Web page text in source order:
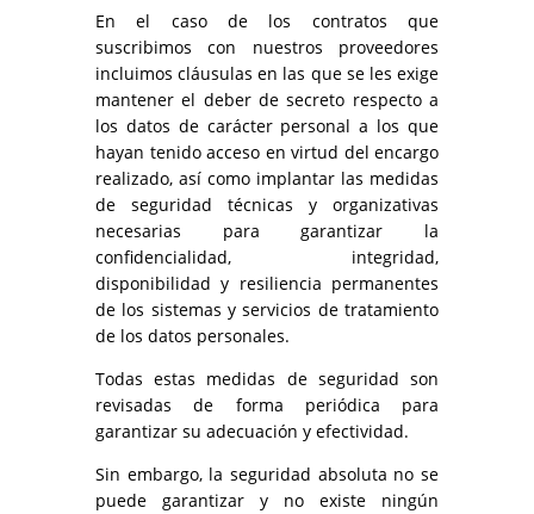
En el caso de los contratos que
suscribimos con nuestros proveedores
incluimos cláusulas en las que se les exige
mantener el deber de secreto respecto a
los datos de carácter personal a los que
hayan tenido acceso en virtud del encargo
realizado, así como implantar las medidas
de seguridad técnicas y organizativas
necesarias para garantizar la
confidencialidad, integridad,
disponibilidad y resiliencia permanentes
de los sistemas y servicios de tratamiento
de los datos personales.
Todas estas medidas de seguridad son
revisadas de forma periódica para
garantizar su adecuación y efectividad.
Sin embargo, la seguridad absoluta no se
puede garantizar y no existe ningún